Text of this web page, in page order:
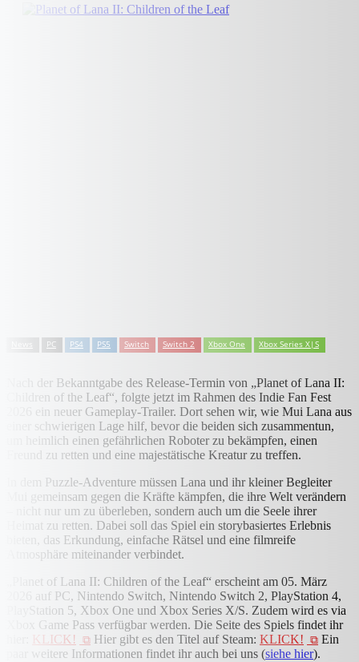
PC PS4 PS5 Switch Switch 2 Xbox One Xbox Series X|S
Nach der Bekanntgabe des Release-Termin von „Planet of Lana II:
Children of the Leaf“, folgte jetzt im Rahmen des Indie Fan Fest
2026 ein neuer Gameplay-Trailer. Dort sehen wir, wie Mui Lana aus
einer schwierigen Lage hilf, bevor die beiden sich zusammentun,
um heimlich einen gefährlichen Roboter zu bekämpfen, einen
Freund zu retten und eine majestätische Kreatur zu treffen.
In dem Puzzle-Adventure müssen Lana und ihr kleiner Begleiter
Mui gemeinsam gegen die Kräfte kämpfen, die ihre Welt verändern
– nicht nur um zu überleben, sondern auch um die Seele ihrer
Heimat zu retten. Dabei soll das Spiel ein storybasiertes Erlebnis
bieten, das Erkundung, einfache Rätsel und eine filmreife
Atmosphäre miteinander verbindet.
„Planet of Lana II: Children of the Leaf“ erscheint am 05. März
2026 auf PC, Nintendo Switch, Nintendo Switch 2, PlayStation 4,
PlayStation 5, Xbox One und Xbox Series X/S. Zudem wird es via
Xbox Game Pass verfügbar werden. Die Seite des Spiels findet ihr
KLICK! Hier gibt es den Titel auf Steam: KLICK!
Ein
paar weitere Informationen findet ihr auch bei uns (siehe hier).